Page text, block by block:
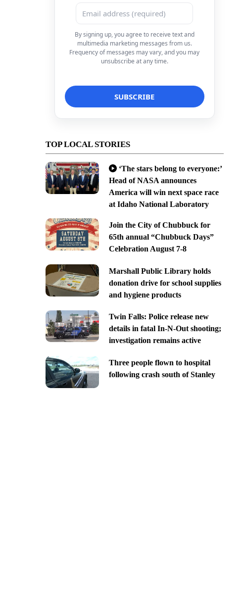
By signing up, you agree to receive text and
multimedia marketing messages from us.
Frequency of messages may vary, and you may
unsubscribe at any time.
TOP LOCAL STORIES
‘The stars belong to everyone:’
Head of NASA announces
America will win next space race
at Idaho National Laboratory
Join the City of Chubbuck for
65th annual “Chubbuck Days”
Celebration August 7-8
Marshall Public Library holds
donation drive for school supplies
and hygiene products
Twin Falls: Police release new
details in fatal In-N-Out shooting;
investigation remains active
Three people flown to hospital
following crash south of Stanley